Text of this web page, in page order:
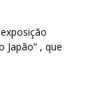
Japão” , que